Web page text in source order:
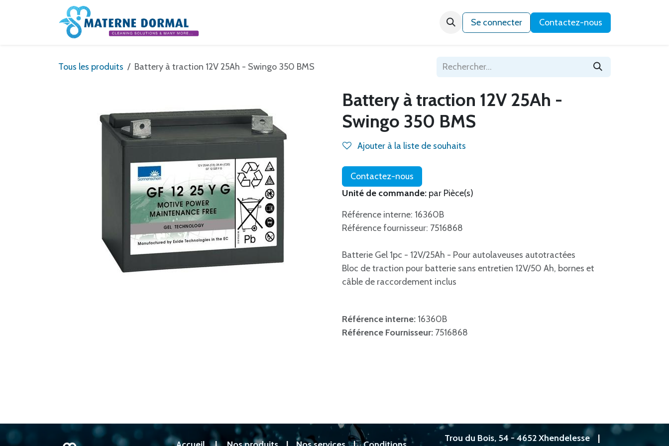
Se rendre au contenu
Qui sommes-nous ?
Se connecter Contactez-nous
Tous les produits Battery à traction 12V 25Ah - Swingo 350 BMS
Battery à traction 12V 25Ah -
Swingo 350 BMS
Ajouter à la liste de souhaits
Contactez-nous
Unité de commande: par Pièce(s)
Référence interne: 16360B
Référence fournisseur: 7516868
Batterie Gel 1pc - 12V/25Ah - Pour autolaveuses autotractées
Bloc de traction pour batterie sans entretien 12V/50 Ah, bornes et
câble de raccordement inclus
Référence interne: 16360B
Référence Fournisseur: 7516868
Trou du Bois, 54 - 4652 Xhendelesse|